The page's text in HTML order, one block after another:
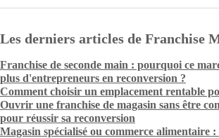
Les derniers articles de Franchise
Franchise de seconde main : pourquoi ce
plus d'entrepreneurs en reconversion ?
Comment choisir un emplacement rentable
Ouvrir une franchise de magasin sans être
pour réussir sa reconversion
Magasin spécialisé ou commerce alimentaire